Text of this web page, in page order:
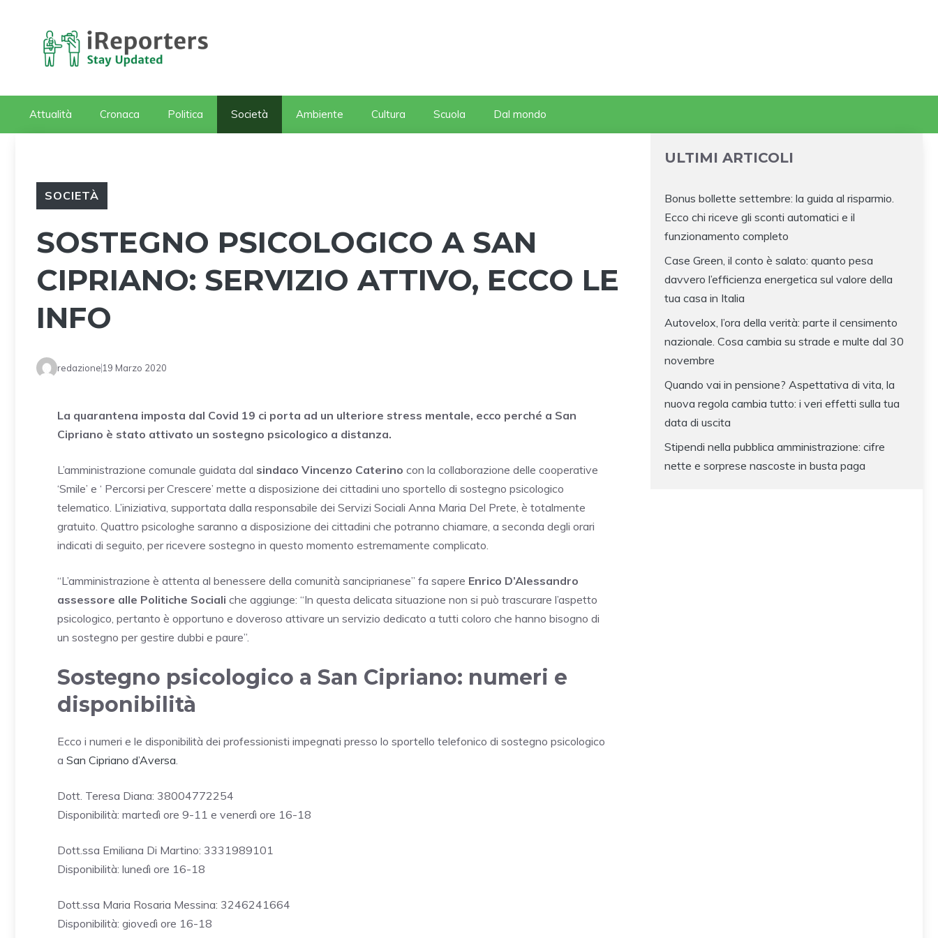
contenuto
Attualità Cronaca Politica Società Ambiente Cultura Scuola Dal mondo
SOCIETÀ
SOSTEGNO PSICOLOGICO A SAN
CIPRIANO: SERVIZIO ATTIVO, ECCO LE
INFO
redazione 19 Marzo 2020
La quarantena imposta dal Covid 19 ci porta ad un ulteriore stress mentale, ecco perché a San
Cipriano è stato attivato un sostegno psicologico a distanza.
L’amministrazione comunale guidata dal sindaco Vincenzo Caterino con la collaborazione delle cooperative
‘Smile’ e ‘ Percorsi per Crescere’ mette a disposizione dei cittadini uno sportello di sostegno psicologico
telematico. L’iniziativa, supportata dalla responsabile dei Servizi Sociali Anna Maria Del Prete, è totalmente
gratuito. Quattro psicologhe saranno a disposizione dei cittadini che potranno chiamare, a seconda degli orari
indicati di seguito, per ricevere sostegno in questo momento estremamente complicato.
“L’amministrazione è attenta al benessere della comunità sanciprianese” fa sapere Enrico D’Alessandro
assessore alle Politiche Sociali che aggiunge: “In questa delicata situazione non si può trascurare l’aspetto
psicologico, pertanto è opportuno e doveroso attivare un servizio dedicato a tutti coloro che hanno bisogno di
un sostegno per gestire dubbi e paure”.
Sostegno psicologico a San Cipriano: numeri e
disponibilità
Ecco i numeri e le disponibilità dei professionisti impegnati presso lo sportello telefonico di sostegno psicologico
a San Cipriano d’Aversa.
Dott. Teresa Diana: 38004772254
Disponibilità: martedì ore 9-11 e venerdì ore 16-18
Dott.ssa Emiliana Di Martino: 3331989101
Disponibilità: lunedì ore 16-18
Dott.ssa Maria Rosaria Messina: 3246241664
Disponibilità: giovedì ore 16-18
ULTIMI ARTICOLI
Bonus bollette settembre: la guida al risparmio.
Ecco chi riceve gli sconti automatici e il
funzionamento completo
Case Green, il conto è salato: quanto pesa
davvero l’efficienza energetica sul valore della
tua casa in Italia
Autovelox, l’ora della verità: parte il censimento
nazionale. Cosa cambia su strade e multe dal 30
novembre
Quando vai in pensione? Aspettativa di vita, la
nuova regola cambia tutto: i veri effetti sulla tua
data di uscita
Stipendi nella pubblica amministrazione: cifre
nette e sorprese nascoste in busta paga